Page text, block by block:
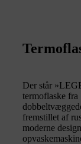
Der står
termoflaske
fremstillet af
moderne